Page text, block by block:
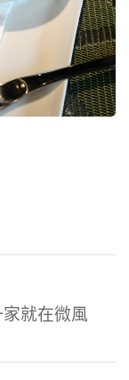
家就在微風